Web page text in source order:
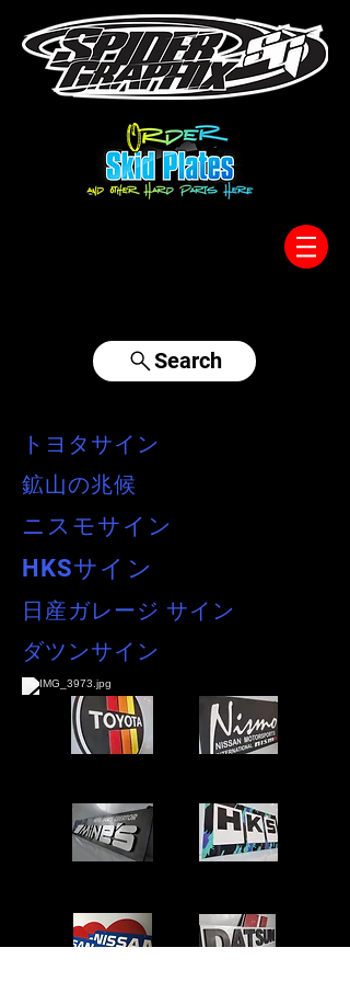
Search
トヨタサイン
鉱山の兆候
ニスモサイン
HKSサイン
日産ガレージ サイン
ダツンサイン